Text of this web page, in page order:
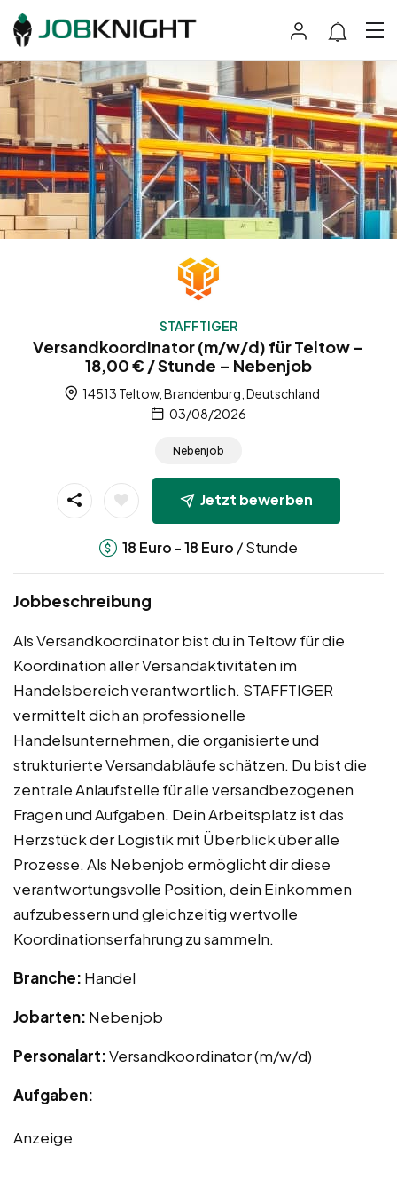
STAFFTIGER
Versandkoordinator (m/w/d) für Teltow –
18,00 € / Stunde – Nebenjob
14513 Teltow, Brandenburg, Deutschland
03/08/2026
Nebenjob
Jetzt bewerben
18 Euro -18 Euro / Stunde
Jobbeschreibung
Als Versandkoordinator bist du in Teltow für die
Koordination aller Versandaktivitäten im
Handelsbereich verantwortlich. STAFFTIGER
vermittelt dich an professionelle
Handelsunternehmen, die organisierte und
strukturierte Versandabläufe schätzen. Du bist die
zentrale Anlaufstelle für alle versandbezogenen
Fragen und Aufgaben. Dein Arbeitsplatz ist das
Herzstück der Logistik mit Überblick über alle
Prozesse. Als Nebenjob ermöglicht dir diese
verantwortungsvolle Position, dein Einkommen
aufzubessern und gleichzeitig wertvolle
Koordinationserfahrung zu sammeln.
Branche: Handel
Jobarten: Nebenjob
Personalart:Versandkoordinator (m/w/d)
Aufgaben:
Anzeige